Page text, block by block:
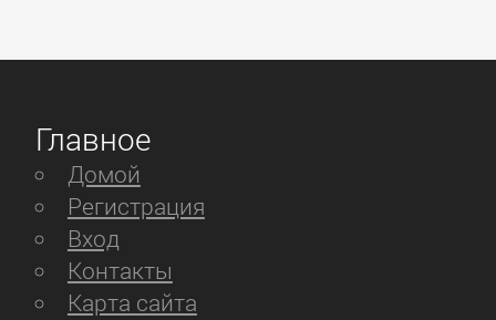
Главное
Домой
Регистрация
Вход
Контакты
Карта сайта